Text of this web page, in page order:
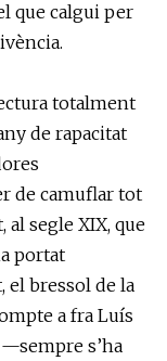
que calgui per
totalment
de rapacitat
de camuflar tot
segle XIX, que
portat
el bressol de la
a fra Luís
s’ha